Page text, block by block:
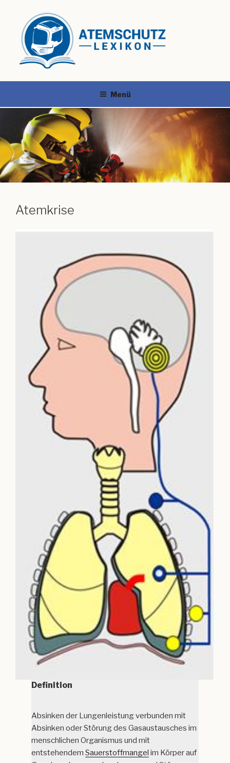
Menü
Atemkrise
Definition
Absinken der Lungenleistung verbunden mit
Absinken oder Störung des Gasaustausches im
menschlichen Organismus und mit
entstehendemSauerstoffmangel im Körper auf